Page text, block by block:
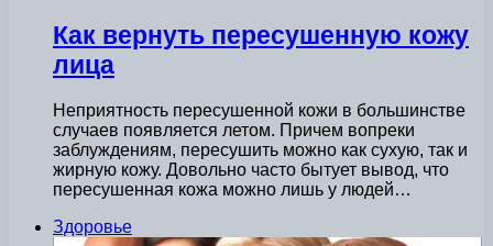
Как вернуть пересушенную кожу
лица
Неприятность пересушенной кожи в большинстве
случаев появляется летом. Причем вопреки
заблуждениям, пересушить можно как сухую, так и
жирную кожу. Довольно часто бытует вывод, что
пересушенная кожа можно лишь у людей…
Здоровье